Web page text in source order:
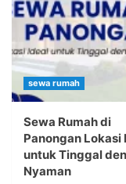
sewa rumah
Sewa Rumah di
Panongan Lokasi
untuk Tinggal
Nyaman